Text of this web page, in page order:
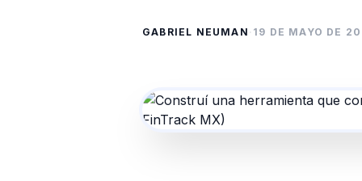
GABRIEL NEUMAN · 19 DE MAYO DE